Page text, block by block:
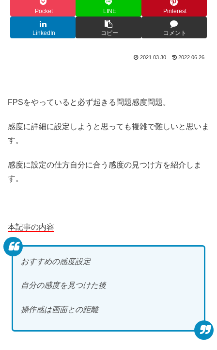
Pocket LINE Pinterest
LinkedIn コピー コメント
2021.03.30 2022.06.26
FPSをやっていると必ず起きる問題感度問題。
感度に詳細に設定しようと思っても複雑で難しいと思いま
す。
感度に設定の仕方自分に合う感度の見つけ方を紹介しま
す。
本記事の内容
おすすめの感度設定
自分の感度を見つけた後
操作感は画面との距離